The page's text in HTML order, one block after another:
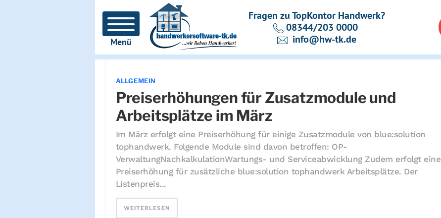
Menü
Fragen zu TopKontor Handwerk?
08344/203 0000
info@hw-tk.de
ALLGEMEIN
Preiserhöhungen für Zusatzmodule und
Arbeitsplätze im März
Im März erfolgt eine Preiserhöhung für einige Zusatzmodule von blue:solution
tophandwerk. Folgende Module sind davon betroffen: OP-
VerwaltungNachkalkulationWartungs- und Serviceabwicklung Zudem erfolgt eine
Preiserhöhung für zusätzliche blue:solution tophandwerk Arbeitsplätze. Der
Listenpreis...
WEITERLESEN